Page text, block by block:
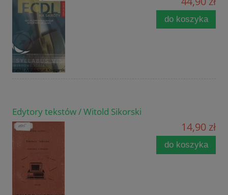
do koszyka
Edytory tekstów / Witold Sikorski
14,90 zł
do koszyka